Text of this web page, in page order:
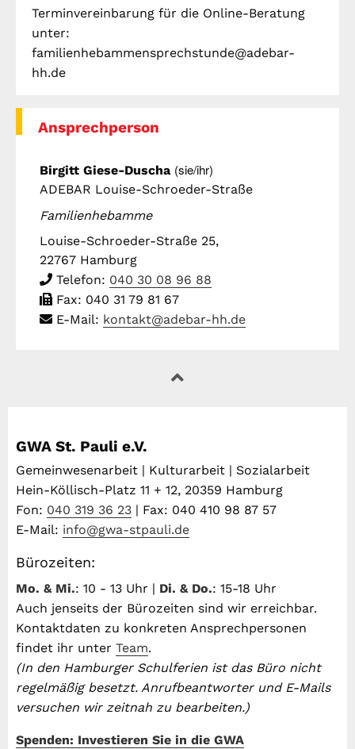
Telefon: (040) 319 36 23
Fax: (040) 410 98 87 57
E-Mail:info@gwa-stpauli.de
Spenden: Investieren Sie in die GWA!
Kontakt Impressum
Terminvereinbarung für die Online-Beratung
unter:
familienhebammensprechstunde@adebar-
hh.de
Ansprechperson
Birgitt Giese-Duscha (sie/ihr)
ADEBAR Louise-Schroeder-Straße
Familienhebamme
Louise-Schroeder-Straße 25,
22767 Hamburg
Telefon: 040 30 08 96 88
Fax: 040 31 79 81 67
E-Mail: kontakt@adebar-hh.de
GWA St. Pauli e.V.
Gemeinwesenarbeit | Kulturarbeit | Sozialarbeit
Hein-Köllisch-Platz 11 + 12, 20359 Hamburg
Fon: 040 319 36 23 | Fax: 040 410 98 87 57
E-Mail: info@gwa-stpauli.de
Bürozeiten:
Mo. & Mi.: 10 - 13 Uhr | Di. & Do.: 15-18 Uhr
Auch jenseits der Bürozeiten sind wir erreichbar.
Kontaktdaten zu konkreten Ansprechpersonen
findet ihr unter Team.
(In den Hamburger Schulferien ist das Büro nicht
regelmäßig besetzt. Anrufbeantworter und E-Mails
versuchen wir zeitnah zu bearbeiten.)
Spenden: Investieren Sie in die GWA